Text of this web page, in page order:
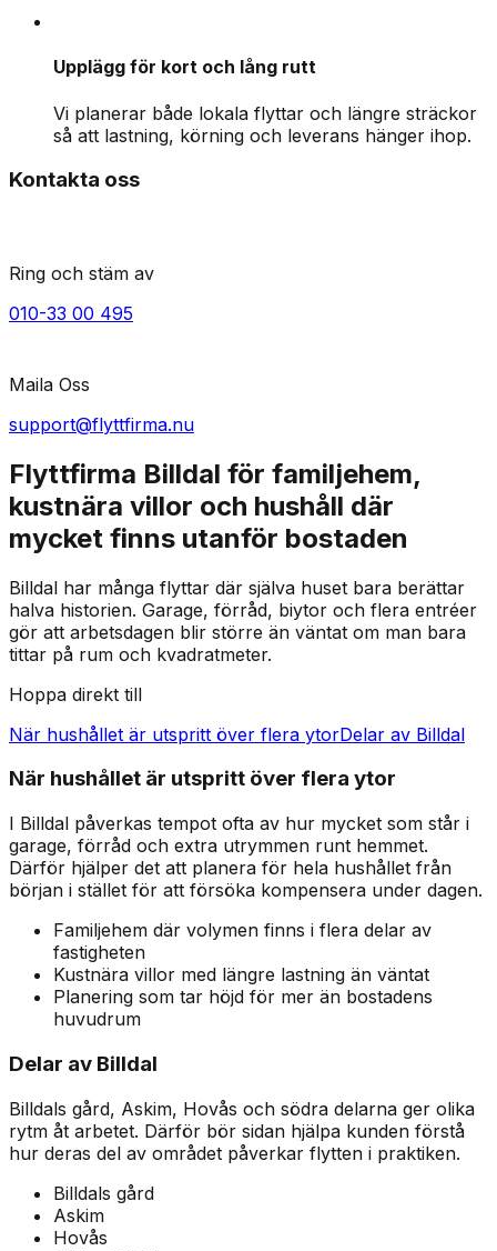
Upplägg för kort och lång rutt
Vi planerar både lokala flyttar och längre sträckor
så att lastning, körning och leverans hänger ihop.
Kontakta oss
Ring och stäm av
010-33 00 495
Maila Oss
support@flyttfirma.nu
Flyttfirma Billdal för familjehem,
kustnära villor och hushåll där
mycket finns utanför bostaden
Billdal har många flyttar där själva huset bara berättar
halva historien. Garage, förråd, biytor och flera entréer
gör att arbetsdagen blir större än väntat om man bara
tittar på rum och kvadratmeter.
Hoppa direkt till
När hushållet är utspritt över flera ytorDelar av Billdal
När hushållet är utspritt över flera ytor
I Billdal påverkas tempot ofta av hur mycket som står i
garage, förråd och extra utrymmen runt hemmet.
Därför hjälper det att planera för hela hushållet från
början i stället för att försöka kompensera under dagen.
Familjehem där volymen finns i flera delar av
fastigheten
Kustnära villor med längre lastning än väntat
Planering som tar höjd för mer än bostadens
huvudrum
Delar av Billdal
Billdals gård, Askim, Hovås och södra delarna ger olika
rytm åt arbetet. Därför bör sidan hjälpa kunden förstå
hur deras del av området påverkar flytten i praktiken.
Billdals gård
Askim
Hovås